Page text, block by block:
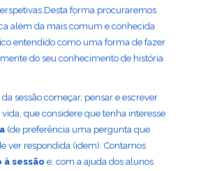
forma procuraremos
além da mais comum e conhecida
entendido como uma forma de fazer
do seu conhecimento de história
sessão começar, pensar e escrever
vida, que considere que tenha interesse
(de preferência uma pergunta que
ver respondida (idem). Contamos
sessão e, com a ajuda dos alunos